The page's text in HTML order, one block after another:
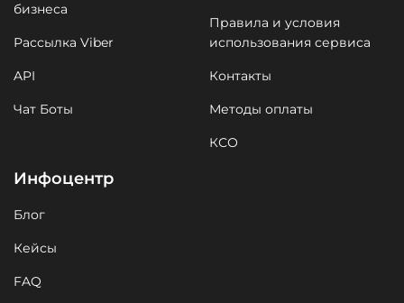
бизнеса
Рассылка Viber
API
Чат Боты
Правила и условия
использования сервиса
Контакты
Методы оплаты
КСО
Инфоцентр
Блог
Кейсы
FAQ